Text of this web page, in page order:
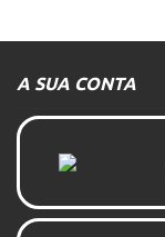
A SUA CONTA